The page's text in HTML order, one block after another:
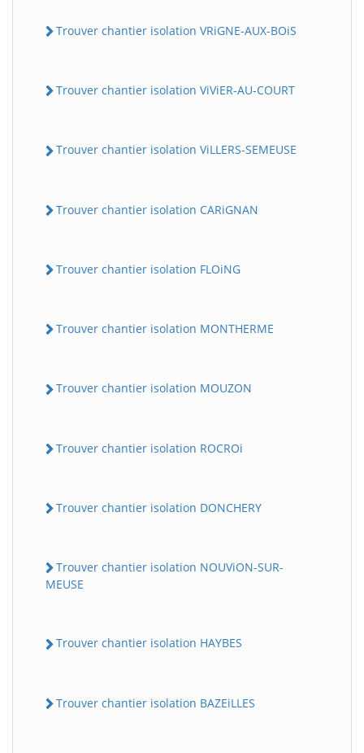
Trouver chantier isolation VRiGNE-AUX-BOiS
Trouver chantier isolation ViViER-AU-COURT
Trouver chantier isolation ViLLERS-SEMEUSE
Trouver chantier isolation CARiGNAN
Trouver chantier isolation FLOiNG
Trouver chantier isolation MONTHERME
Trouver chantier isolation MOUZON
Trouver chantier isolation ROCROi
Trouver chantier isolation DONCHERY
Trouver chantier isolation NOUViON-SUR-
MEUSE
Trouver chantier isolation HAYBES
Trouver chantier isolation BAZEiLLES